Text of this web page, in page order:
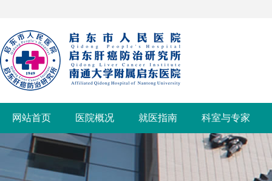
网站首页 医院概况 就医指南 科室与专家